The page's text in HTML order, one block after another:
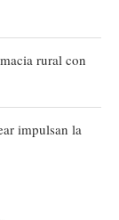
rural con
impulsan la